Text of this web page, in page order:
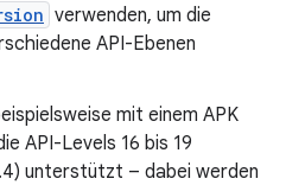
verwenden, um die
API-Ebenen
mit einem APK
API-Levels 16 bis 19
unterstützt – dabei werden